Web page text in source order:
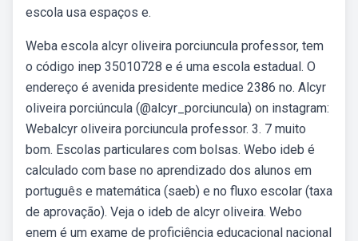
escola usa espaços e.
Weba escola alcyr oliveira porciuncula professor, tem
o código inep 35010728 e é uma escola estadual. O
endereço é avenida presidente medice 2386 no. Alcyr
oliveira porciúncula (@alcyr_porciuncula) on instagram:
Webalcyr oliveira porciuncula professor. 3. 7 muito
bom. Escolas particulares com bolsas. Webo ideb é
calculado com base no aprendizado dos alunos em
português e matemática (saeb) e no fluxo escolar (taxa
de aprovação). Veja o ideb de alcyr oliveira. Webo
enem é um exame de proficiência educacional nacional